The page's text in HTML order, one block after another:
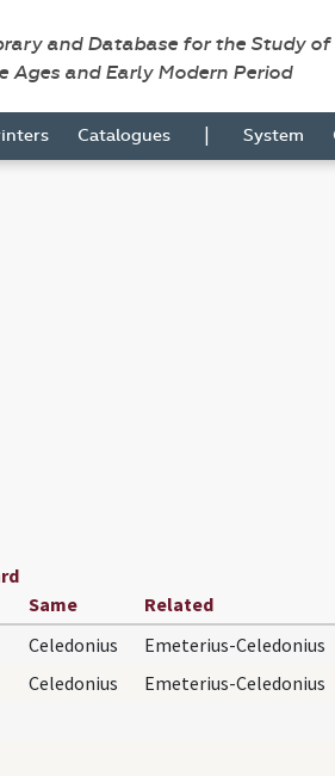
and Database for the Study
Ages and Early Modern Period
Catalogues | System
Same Related
Celedonius Emeterius-Celedonius
Celedonius Emeterius-Celedonius